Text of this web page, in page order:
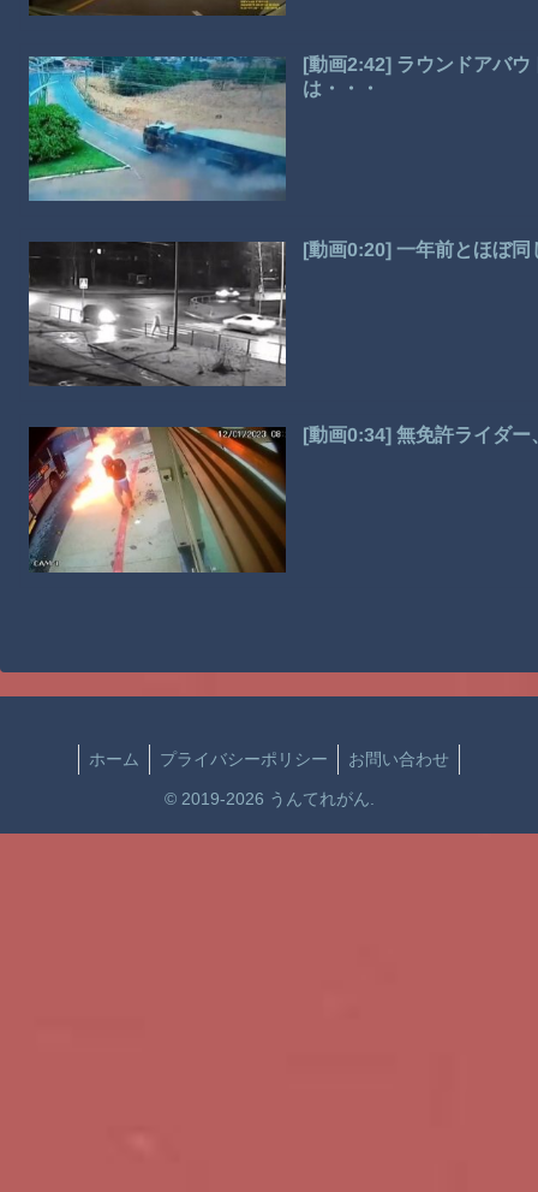
[動画2:42] ラウンドアバ
は・・・
[動画0:20] 一年前とほぼ
[動画0:34] 無免許ライダ
ホーム プライバシーポリシー お問い合わせ
© 2019-2026 うんてれがん.